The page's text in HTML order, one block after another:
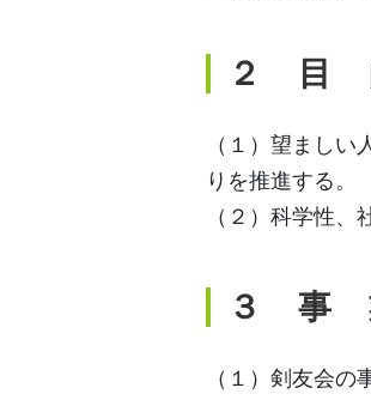
２ 目
（１）望まし
りを推進する。
（２）科学性
３ 事
（１）剣友会の